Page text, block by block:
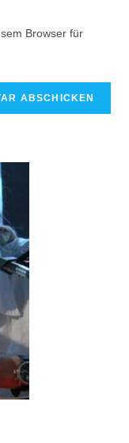
Browser für